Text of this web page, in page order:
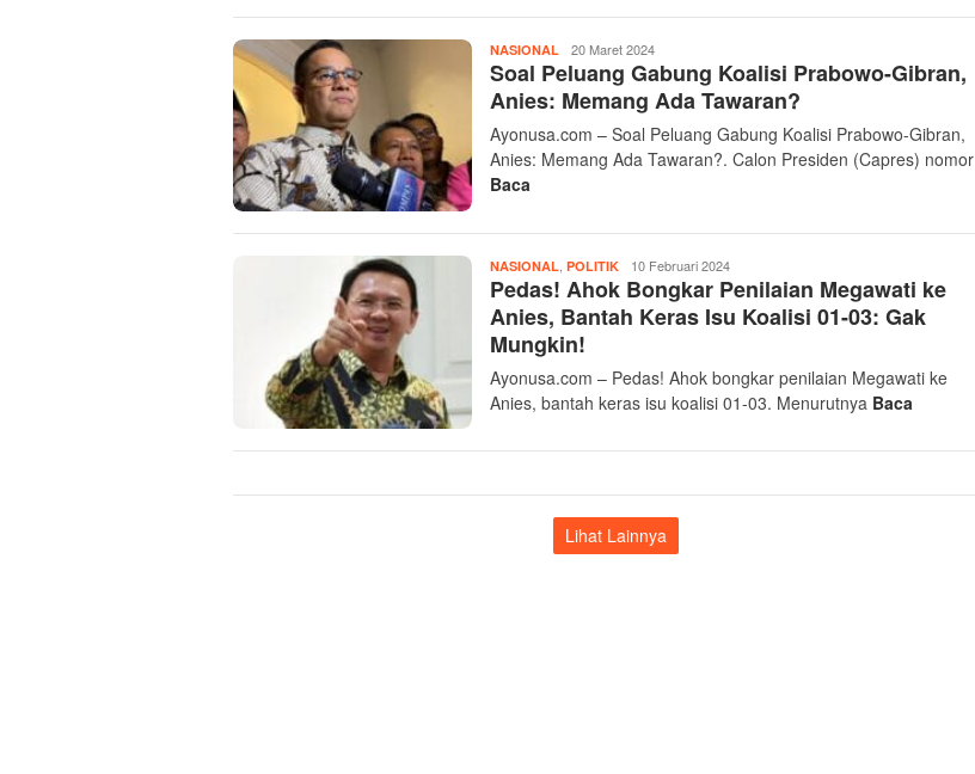
NASIONAL Admin
Ayonusa
20 Maret 2024
Soal Peluang Gabung Koalisi Prabowo-Gibran,
Anies: Memang Ada Tawaran?
Ayonusa.com – Soal Peluang Gabung Koalisi Prabowo-Gibran,
Anies: Memang Ada Tawaran?. Calon Presiden (Capres) nomor
Baca
NASIONAL, POLITIK Admin
Ayonusa
10 Februari 2024
Pedas! Ahok Bongkar Penilaian Megawati ke
Anies, Bantah Keras Isu Koalisi 01-03: Gak
Mungkin!
Ayonusa.com – Pedas! Ahok bongkar penilaian Megawati ke
Anies, bantah keras isu koalisi 01-03. Menurutnya Baca
Lihat Lainnya